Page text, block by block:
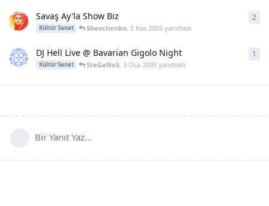
Savaş Ay'la Show Biz
Kültür Sanat Shevchenko, 5 Kas 2005 yanıtladı
2
DJ Hell Live @ Bavarian Gigolo Night
Kültür Sanat SteGaNoS,3 Oca 2005 yanıtladı
1
Bir Yanıt Yaz...